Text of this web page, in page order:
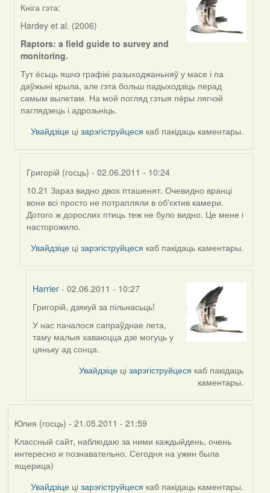
In
reply
by
I
Feather
(госць)
Кніга гэта:
Hardey et al. (2006)
Raptors: a field guide to survey and
monitoring.
Тут ёсьць яшчэ графікі разыходжаньняў у масе і па
даўжыні крыла, але гэта больш падыходзіць перад
самым вылетам. На мой погляд гэтыя пёры лягчэй
паглядзець і адрозьніць.
Увайдзіце цізарэгіструйцеся каб пакідаць каментары.
Григорій (госць) - 02.06.2011 - 10:24
In
reply
to
by
Григорій
(госць)
10.21 Зараз видно двох пташенят. Очевидно вранці
вони всі просто не потрапляли в об'єктив камери.
Дотого ж дорослих птиць теж не було видно. Це мене і
насторожило.
Увайдзіце цізарэгіструйцеся каб пакідаць каментары.
Harrier- 02.06.2011 - 10:27
In
reply
to
by
Григорій, дзякуй за пільнасьць!
У нас пачалося сапраўднае лета,
таму малыя хаваюцца дзе могуць у
цяньку ад сонца.
Увайдзіце цізарэгіструйцеся каб пакідаць
каментары.
Юлия (госць) - 21.05.2011 - 21:59
Классный сайт, наблюдаю за ними каждыйдень, очень
интересно и познавательно. Сегодня на ужин была
ящерица)
Увайдзіце цізарэгіструйцеся каб пакідаць каментары.